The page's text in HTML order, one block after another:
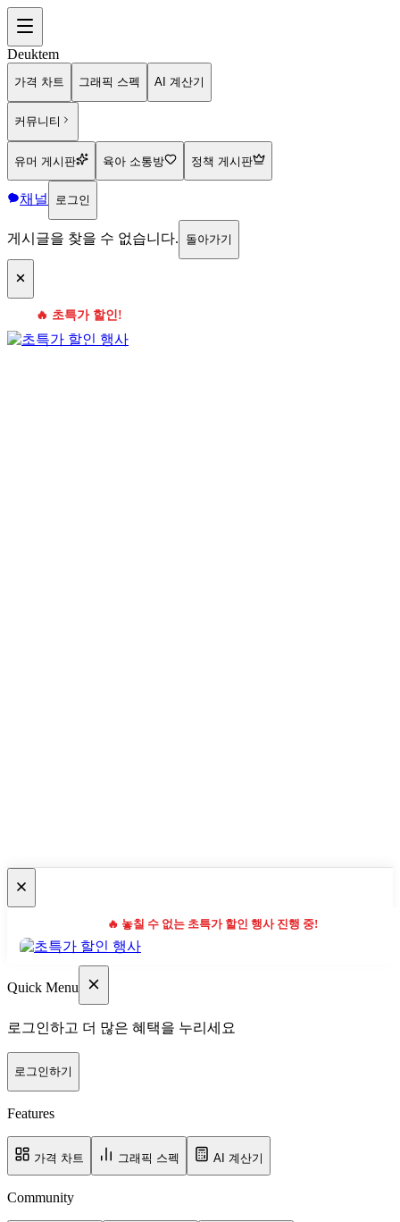
Deuktem
가격 차트 그래픽 스펙 AI 계산기
커뮤니티
유머 게시판 육아 소통방 정책 게시판
채널 로그인
게시글을 찾을 수 없습니다. 돌아가기
🔥 초특가 할인!
🔥 놓칠 수 없는 초특가 할인 행사 진행 중!
Quick Menu
로그인하고 더 많은 혜택을 누리세요
로그인하기
Features
가격 차트 그래픽 스펙 AI 계산기
Community